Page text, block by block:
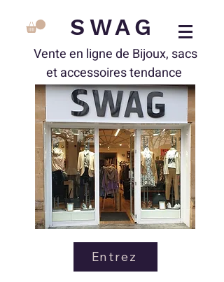
SWAG
Vente en ligne de Bijoux, sacs
et accessoires tendance
Entrez